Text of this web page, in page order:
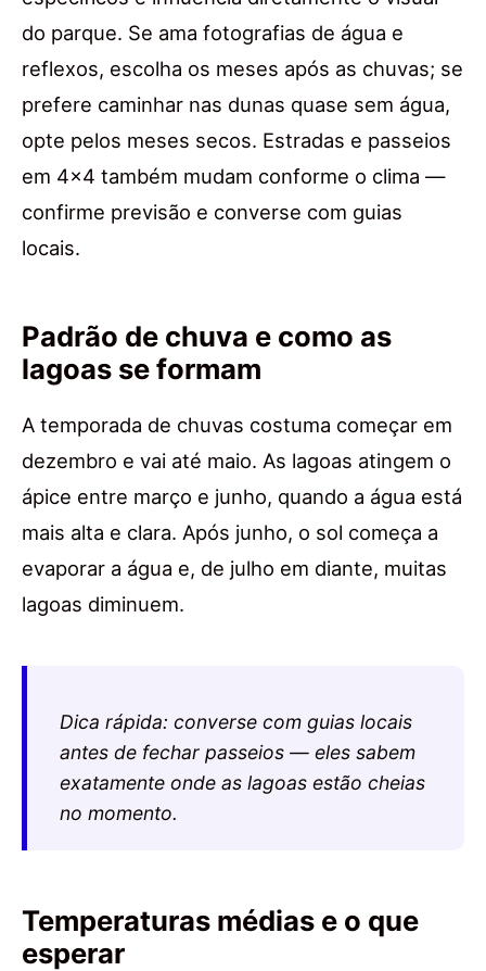
do parque. Se ama fotografias de água e
reflexos, escolha os meses após as chuvas; se
prefere caminhar nas dunas quase sem água,
opte pelos meses secos. Estradas e passeios
em 4×4 também mudam conforme o clima —
confirme previsão e converse com guias
locais.
Padrão de chuva e como as
lagoas se formam
A temporada de chuvas costuma começar em
dezembro e vai até maio. As lagoas atingem o
ápice entre março e junho, quando a água está
mais alta e clara. Após junho, o sol começa a
evaporar a água e, de julho em diante, muitas
lagoas diminuem.
Dica rápida: converse com guias locais
antes de fechar passeios — eles sabem
exatamente onde as lagoas estão cheias
no momento.
Temperaturas médias e o que
esperar